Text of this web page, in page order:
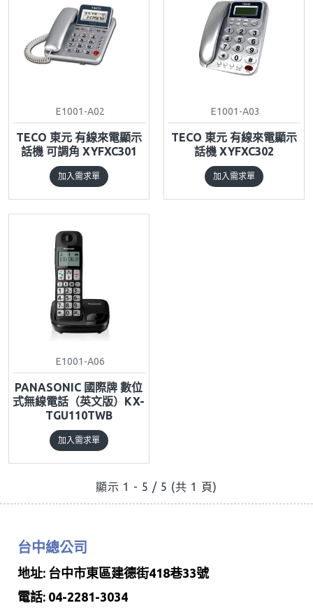
E1001-A02
TECO 東元 有線來電顯示
話機 可調角 XYFXC301
加入需求單
E1001-A03
TECO 東元 有線來電顯示
話機 XYFXC302
加入需求單
E1001-A06
PANASONIC 國際牌 數位
式無線電話（英文版）KX-
TGU110TWB
加入需求單
顯示 1 - 5 / 5 (共 1 頁)
台中總公司
地址: 台中市東區建德街418巷33號
電話: 04-2281-3034